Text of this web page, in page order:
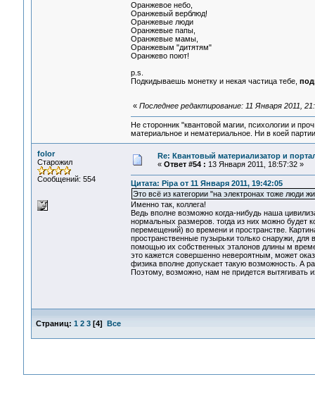
Оранжевое небо,
Оранжевый верблюд!
Оранжевые люди
Оранжевые папы,
Оранжевые мамы,
Оранжевым "дитятям"
Оранжево поют!
p.s.
Подкидываешь монетку и некая частица тебе,
« Последнее редактирование: 11 Января 2011,
Не сторонник "квантовой магии, психологии и
материальное и нематериальное. Ни в коей
folor
Старожил
Сообщений: 554
Re: Квантовый материализатор и
« Ответ #54 : 13 Января 2011, 18:57:32 »
Цитата: Pipa от 11 Января 2011, 19:42:05
Это всё из категории "на электронах тоже люди
Именно так, коллега!
Ведь вполне возможно когда-нибудь наша
нормальных размеров. тогда из них можно будет
перемещений) во времени и пространстве.
пространственные пузырьки только снаружи,
помощью их собственных эталонов длины м
это кажется совершенно невероятным, может
физика вполне допускает такую возможность. А
Поэтому, возможно, нам не придется вытягивать
Страниц: 1 2 3[4] Все